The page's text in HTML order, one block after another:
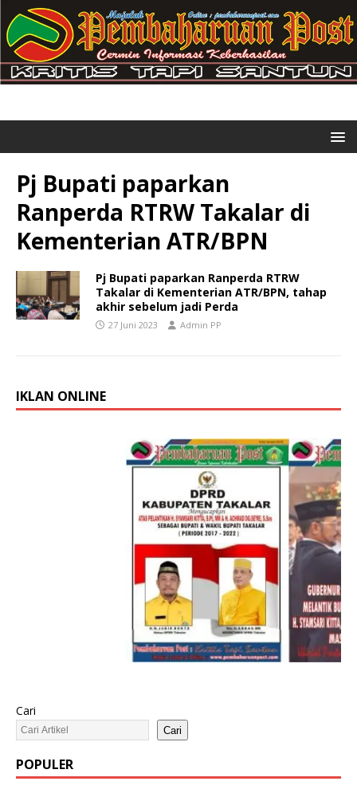
Pj Bupati paparkan
Ranperda RTRW Takalar di
Kementerian ATR/BPN
Pj Bupati paparkan Ranperda RTRW
Takalar di Kementerian ATR/BPN, tahap
akhir sebelum jadi Perda
27 Juni 2023 Admin PP
IKLAN ONLINE
Cari
Cari
POPULER